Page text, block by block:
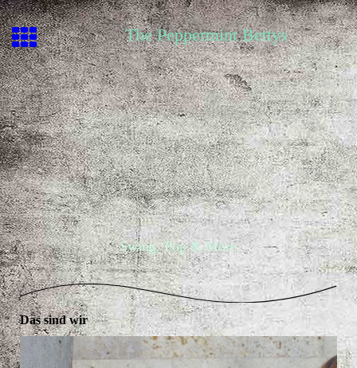
The Peppermint Bettys
Swing, Pop & More
Das sind wir